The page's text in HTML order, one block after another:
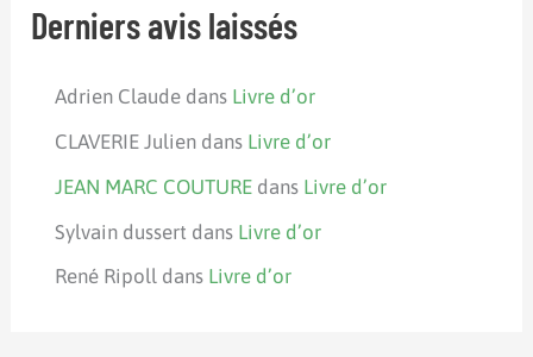
Derniers avis laissés
Adrien Claude dans Livre d’or
CLAVERIE Julien dans Livre d’or
JEAN MARC COUTURE dans Livre d’or
Sylvain dussert dans Livre d’or
René Ripoll dans Livre d’or